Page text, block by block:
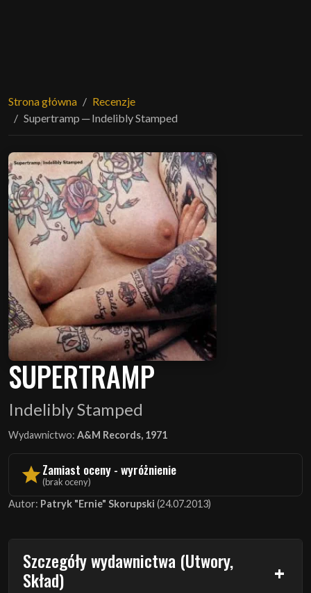
Strona główna
Recenzje
Supertramp ─ Indelibly Stamped
SUPERTRAMP
Indelibly Stamped
Wydawnictwo: A&M Records, 1971
Zamiast oceny - wyróżnienie
(brak oceny)
Autor: Patryk "Ernie" Skorupski (24.07.2013)
Szczegóły wydawnictwa (Utwory,
Skład)